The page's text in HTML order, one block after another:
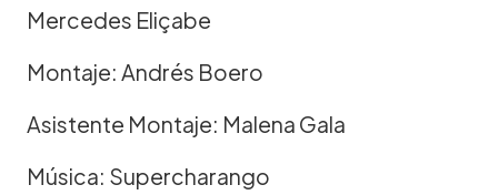
Mercedes Eliçabe
Montaje: Andrés Boero
Asistente Montaje: Malena Gala
Música: Supercharango